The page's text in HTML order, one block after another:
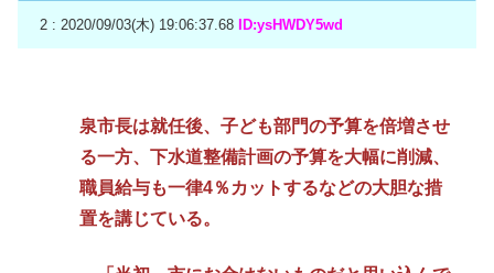
2 : 2020/09/03(木) 19:06:37.68 ID:ysHWDY5wd
泉市長は就任後、子ども部門の予算を倍増させ
る一方、下水道整備計画の予算を大幅に削減、
職員給与も一律4％カットするなどの大胆な措
置を講じている。